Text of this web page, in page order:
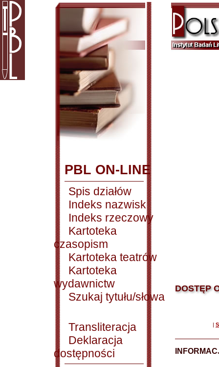
PBL ON-LINE
Spis działów
Indeks nazwisk
Indeks rzeczowy
Kartoteka
czasopism
Kartoteka teatrów
Kartoteka
wydawnictw
Szukaj tytułu/słowa
Transliteracja
Deklaracja
dostępności
DOSTĘP
|